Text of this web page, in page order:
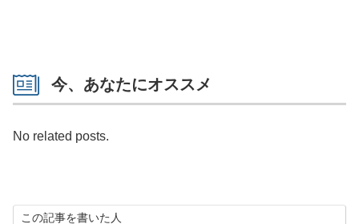
今、あなたにオススメ
No related posts.
この記事を書いた人